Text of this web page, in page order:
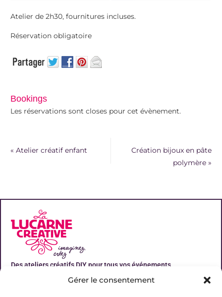
Gérer le consentement
Atelier de 2h30, fournitures incluses.
Réservation obligatoire
Bookings
Les réservations sont closes pour cet évènement.
« Atelier créatif enfant
Création bijoux en pâte
polymère »
Des ateliers créatifs DIY pour tous vos événements